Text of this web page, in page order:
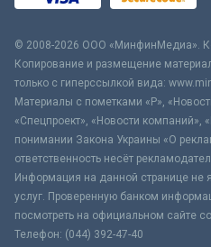
© 2008-2026 ООО «МинфинМедиа».
Копирование и размещение
только с гиперссылкой вида:
Материалы с пометками «Р»,
«Спецпроект», «Новости компаний»,
понимании Закона Украины «О
ответственность несёт
Информация на данной странице не
услуг. Проверенную банком
посмотреть на официальном сайте
Телефон: (044) 392-47-40